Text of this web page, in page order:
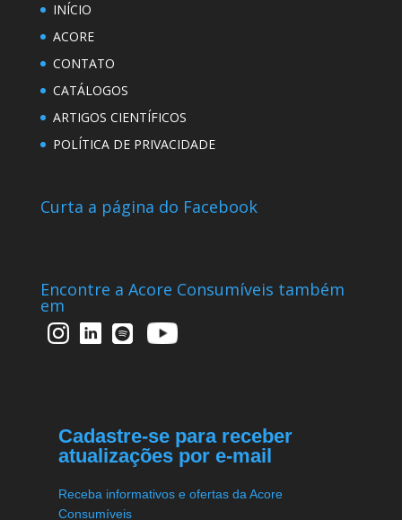
INÍCIO
ACORE
CONTATO
CATÁLOGOS
ARTIGOS CIENTÍFICOS
POLÍTICA DE PRIVACIDADE
Curta a página do Facebook
Encontre a Acore Consumíveis também
em
Cadastre-se para receber
atualizações por e-mail
Receba informativos e ofertas da Acore
Consumíveis